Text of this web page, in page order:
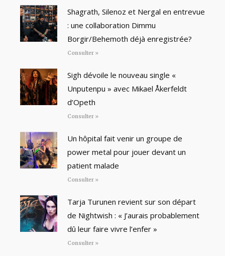
Shagrath, Silenoz et Nergal en entrevue
: une collaboration Dimmu
Borgir/Behemoth déjà enregistrée?
Consulter »
Sigh dévoile le nouveau single «
Unputenpu » avec Mikael Åkerfeldt
d’Opeth
Consulter »
Un hôpital fait venir un groupe de
power metal pour jouer devant un
patient malade
Consulter »
Tarja Turunen revient sur son départ
de Nightwish : « J’aurais probablement
dû leur faire vivre l’enfer »
Consulter »